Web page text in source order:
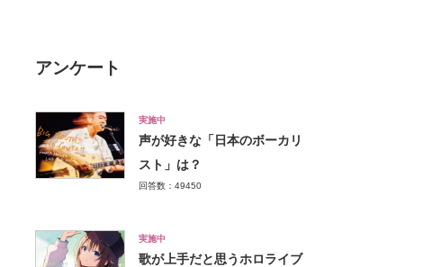
アンケート
実施中
声が好きな「日本のボーカリ
スト」は？
回答数：49450
実施中
歌が上手だと思うホロライブ